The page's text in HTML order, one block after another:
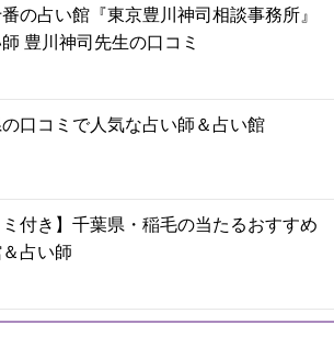
の占い館『東京豊川神司相談事務所』
豊川神司先生の口コミ
口コミで人気な占い師＆占い館
ミ付き】千葉県・稲毛の当たるおすすめ
占い師